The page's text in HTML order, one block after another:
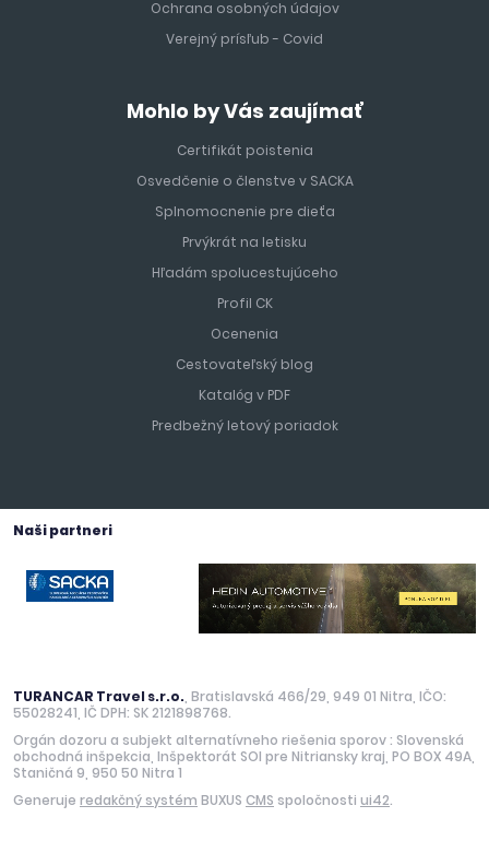
Ochrana osobných údajov
Verejný prísľub - Covid
Mohlo by Vás zaujímať
Certifikát poistenia
Osvedčenie o členstve v SACKA
Splnomocnenie pre dieťa
Prvýkrát na letisku
Hľadám spolucestujúceho
Profil CK
Ocenenia
Cestovateľský blog
Katalóg v PDF
Predbežný letový poriadok
Naši partneri
TURANCAR Travel s.r.o. , Bratislavská 466/29, 949 01 Nitra, IČO:
55028241, IČ DPH: SK 2121898768.
Orgán dozoru a subjekt alternatívneho riešenia sporov : Slovenská
obchodná inšpekcia, Inšpektorát SOI pre Nitriansky kraj, PO BOX 49A,
Staničná 9, 950 50 Nitra 1
Generuje redakčný systém BUXUS CMS spoločnosti ui42.